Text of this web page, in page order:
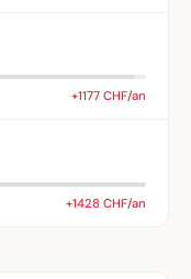
+1177 CHF/an
+1428 CHF/an